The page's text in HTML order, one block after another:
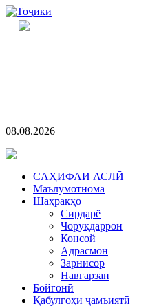
08.08.2026
CАҲИФАИ АСЛӢ
Маълумотнома
Шаҳракҳо
Сирдарё
Чоруқдаррон
Консой
Адрасмон
Зарнисор
Навгарзан
Бойгонӣ
Қабулгоҳи ҷамъиятӣ